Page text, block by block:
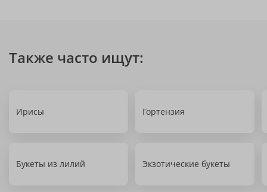
Также часто ищут:
Ирисы Гортензия
Букеты из лилий Экзотические букеты